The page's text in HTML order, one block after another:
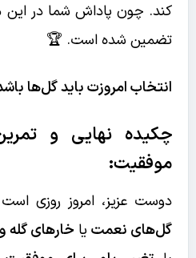
کند. چون پاداش شما در
تضمین شده است. 🏆
انتخاب امروزت باید گل‌ها
چکیده نهایی و
موفقیت:
دوست عزیز، امروز روزی
گل‌های نعمت یا خارهای گله